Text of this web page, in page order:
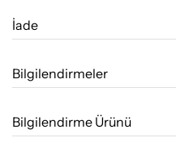
İade
Bilgilendirmeler
Bilgilendirme Ürünü